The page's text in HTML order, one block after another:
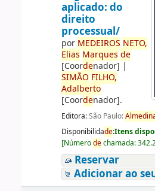
aplicado: do
direito
processual/
por MEDEIROS NETO,
Elias Marques de
[Coordenador] |
SIMÃO FILHO,
Adalberto
[Coordenador].
Editora:São Paulo:
Disponibilidade:Itens
[Númerodechamada:
Reservar
Adicionar ao